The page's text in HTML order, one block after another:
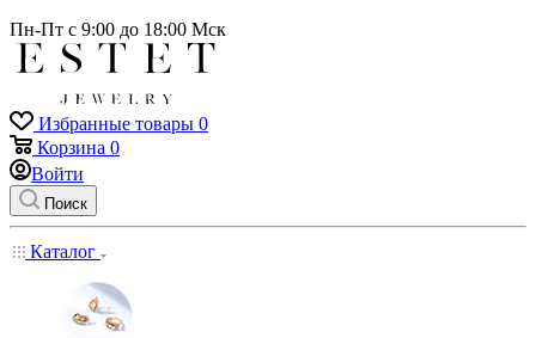
Пн-Пт с 9:00 до 18:00 Мск
Избранные товары 0
Корзина 0
Войти
Поиск
Каталог